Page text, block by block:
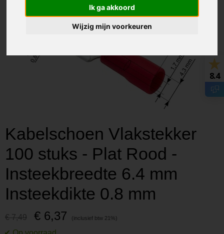
Ik ga akkoord
Wijzig mijn voorkeuren
Kabelschoen Vlakstekker
100 stuks - Plat Rood -
Insteekbreedte 6.4 mm
Insteekdikte 0.8 mm
€ 7,49 € 6,37
8.4